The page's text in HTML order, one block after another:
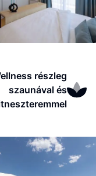
részleg
szaunával és